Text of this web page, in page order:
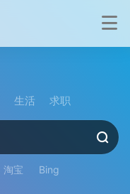
生活 求职
淘宝 Bing